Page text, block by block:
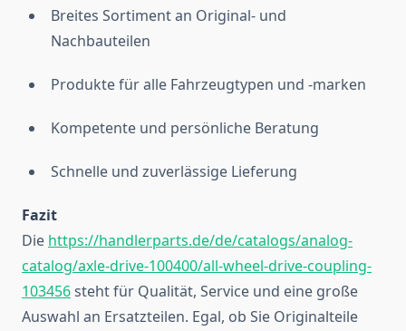
Breites Sortiment an Original- und
Nachbauteilen
Produkte für alle Fahrzeugtypen und -marken
Kompetente und persönliche Beratung
Schnelle und zuverlässige Lieferung
Fazit
Die https://handlerparts.de/de/catalogs/analog-
catalog/axle-drive-100400/all-wheel-drive-coupling-
103456steht für Qualität, Service und eine große
Auswahl an Ersatzteilen. Egal, ob Sie Originalteile